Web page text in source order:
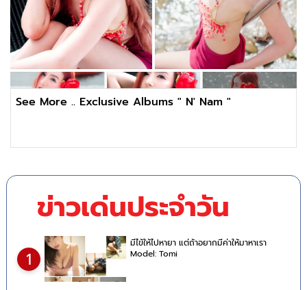
See More .. Exclusive Albums " N' Nam "
ข่าวเด่นประจำวัน
1
มีไข้ให้ไปหายา แต่ถ้าอยากมีค่าให้มาหาเรา
Model: Tomi